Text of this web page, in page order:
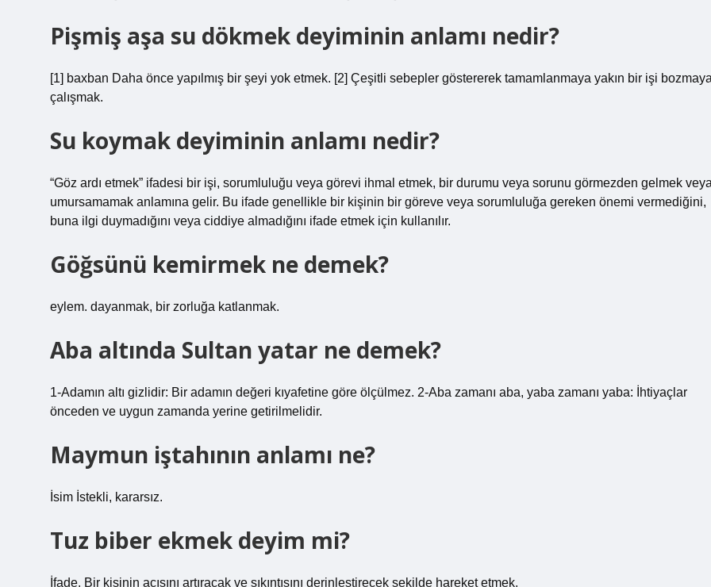
Pişmiş aşa su dökmek deyiminin anlamı nedir?
[1] baxban Daha önce yapılmış bir şeyi yok etmek. [2] Çeşitli sebepler göstererek tamamlanmaya yakın bir işi
çalışmak.
Su koymak deyiminin anlamı nedir?
“Göz ardı etmek” ifadesi bir işi, sorumluluğu veya görevi ihmal etmek, bir durumu veya sorunu görmezden gelmek
umursamamak anlamına gelir. Bu ifade genellikle bir kişinin bir göreve veya sorumluluğa gereken önemi vermediğini,
buna ilgi duymadığını veya ciddiye almadığını ifade etmek için kullanılır.
Göğsünü kemirmek ne demek?
eylem. dayanmak, bir zorluğa katlanmak.
Aba altında Sultan yatar ne demek?
1-Adamın altı gizlidir: Bir adamın değeri kıyafetine göre ölçülmez. 2-Aba zamanı aba, yaba zamanı yaba: İhtiyaçlar
önceden ve uygun zamanda yerine getirilmelidir.
Maymun iştahının anlamı ne?
İsim İstekli, kararsız.
Tuz biber ekmek deyim mi?
İfade. Bir kişinin acısını artıracak ve sıkıntısını derinleştirecek şekilde hareket etmek.